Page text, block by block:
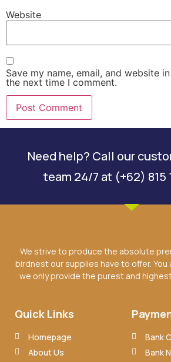
Website
Save my name, email, and website
the next time I comment.
Need help? Call our
team 24/7 at (+62) 815
We strive to produce the absolute
birdnest our supplies have to offer.
we only provide the purest and
Quick Links
Homepage
About Us
Bank
Bank